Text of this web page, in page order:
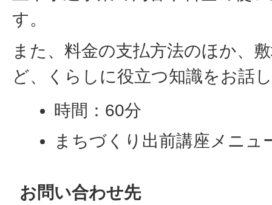
す。
また、料金の支払方法のほか、
ど、くらしに役立つ知識をお話
時間：60分
まちづくり出前講座メニュ
お問い合わせ先